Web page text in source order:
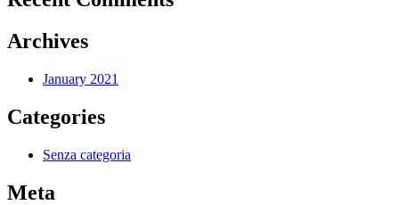
Archives
January 2021
Categories
Senza categoria
Meta